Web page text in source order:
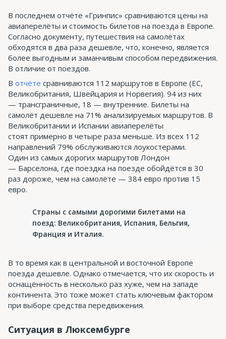
В последнем отчёте «Гринпис» сравниваются цены на
авиаперелёты и стоимость билетов на поезда в Европе.
Согласно документу, путешествия на самолётах
обходятся в два раза дешевле, что, конечно, является
более выгодным и заманчивым способом передвижения.
В отличие от поездов.
В отчёте сравниваются 112 маршрутов в Европе (ЕС,
Великобритания, Швейцария и Норвегия). 94 из них
— трансграничные, 18 — внутренние. Билеты на
самолёт дешевле на 71% анализируемых маршрутов. В
Великобритании и Испании авиаперелёты
стоят примерно в четыре раза меньше. Из всех 112
направлений 79% обслуживаются лоукостерами.
Один из самых дорогих маршрутов Лондон
— Барселона, где поездка на поезде обойдётся в 30
раз дороже, чем на самолёте — 384 евро против 15
евро.
Страны с самыми дорогими билетами на
поезд: Великобритания, Испания, Бельгия,
Франция и Италия.
В то время как в центральной и восточной Европе
поезда дешевле. Однако отмечается, что их скорость и
оснащённость в несколько раз хуже, чем на западе
континента. Это тоже может стать ключевым фактором
при выборе средства передвижения.
Ситуация в Люксембурге